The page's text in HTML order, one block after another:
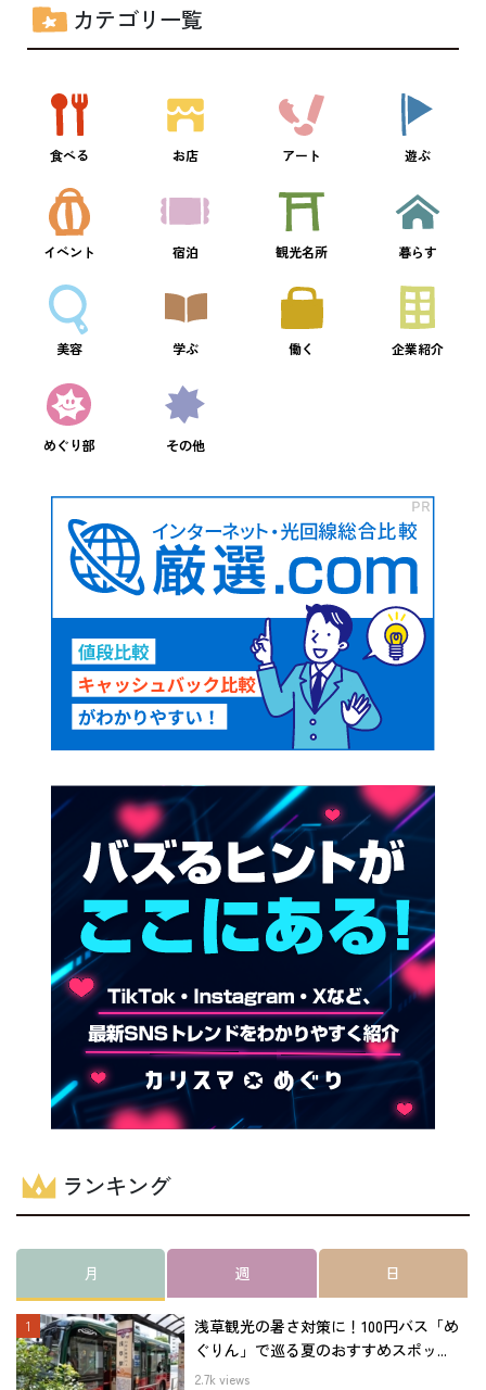
カテゴリ一覧
食べる お店 アート 遊ぶ
イベント 宿泊 観光名所 暮らす
美容 学ぶ 働く 企業紹介
めぐり部 その他
ランキング
月 週 日
浅草観光の暑さ対策に！100円バス「め
ぐりん」で巡る夏のおすすめスポッ...
2.7k views